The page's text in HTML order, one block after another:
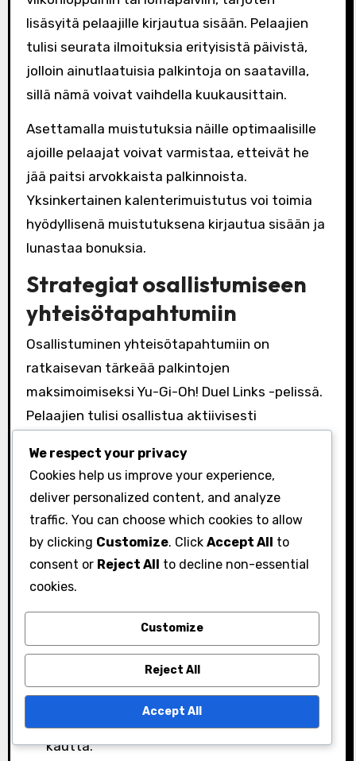
lisäsyitä pelaajille kirjautua sisään. Pelaajien
tulisi seurata ilmoituksia erityisistä päivistä,
jolloin ainutlaatuisia palkintoja on saatavilla,
sillä nämä voivat vaihdella kuukausittain.
Asettamalla muistutuksia näille optimaalisille
ajoille pelaajat voivat varmistaa, etteivät he
jää paitsi arvokkaista palkinnoista.
Yksinkertainen kalenterimuistutus voi toimia
hyödyllisenä muistutuksena kirjautua sisään ja
lunastaa bonuksia.
Strategiat osallistumiseen
yhteisötapahtumiin
Osallistuminen yhteisötapahtumiin on
ratkaisevan tärkeää palkintojen
maksimoimiseksi Yu-Gi-Oh! Duel Links -pelissä.
Pelaajien tulisi osallistua aktiivisesti
yhteisössä, sillä nämä voivat tarjota
näkemyksiä tehokkaasta pelistä ja
tapahtumiin osallistumisesta.
Liittyminen tiimeihin tai ryhmiin voi parantaa
kokemusta, sillä yhteistyö johtaa usein
parempiin palkintoihin. Pelaajat voivat jakaa
resursseja, vinkkejä ja strategioita, mikä
helpottaa tapahtumatavoitteiden
saavuttamista yhdessä.
Pysy ajan tasalla tapahtumien aikatauluista
virallisten kanavien ja yhteisöfoorumeiden
kautta.
We respect your privacy
Cookies help us improve your experience,
deliver personalized content, and analyze
traffic. You can choose which cookies to allow
by clicking Customize. Click Accept All to
consent or Reject All to decline non-essential
cookies.
Customize
Reject All
Accept All